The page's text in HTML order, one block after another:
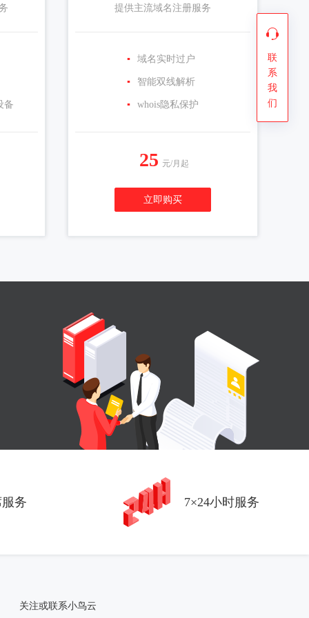
备
提供主流域名注册服务
▪ 域名实时过户
▪ 智能双线解析
▪ whois隐私保护
25 元/月起
立即购买
务 7×24小时服务
联
系
我
们
关注或联系小鸟云